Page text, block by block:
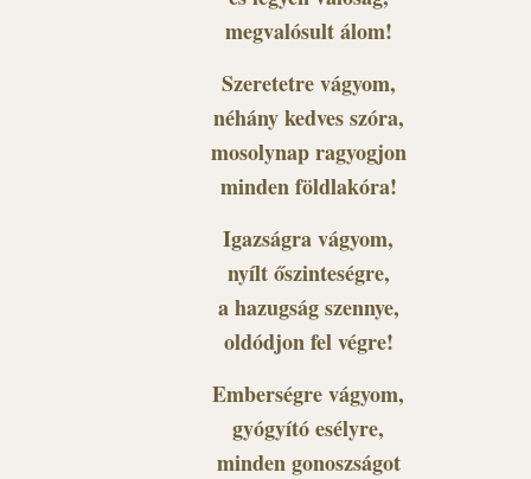
megvalósult álom!
Szeretetre vágyom,
néhány kedves szóra,
mosolynap ragyogjon
minden földlakóra!
Igazságra vágyom,
nyílt őszinteségre,
a hazugság szennye,
oldódjon fel végre!
Emberségre vágyom,
gyógyító esélyre,
minden gonoszságot